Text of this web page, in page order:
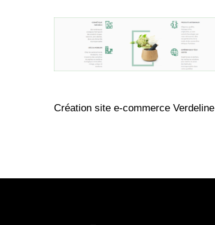
Création site e-commerce Verdeline